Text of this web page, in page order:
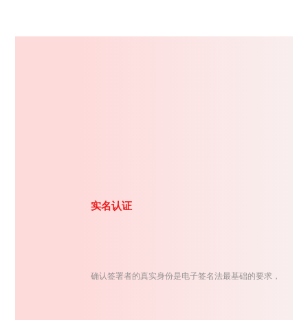
实名认证
确认签署者的真实身份是电子签名法最基础的要求，